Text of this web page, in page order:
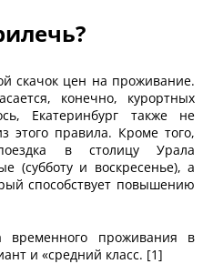
скачок цен на проживание.
конечно, курортных
Екатеринбург также не
этого правила. Кроме того,
в столицу Урала
(субботу и воскресенье), а
способствует повышению
временного проживания в
и «средний класс. [1]